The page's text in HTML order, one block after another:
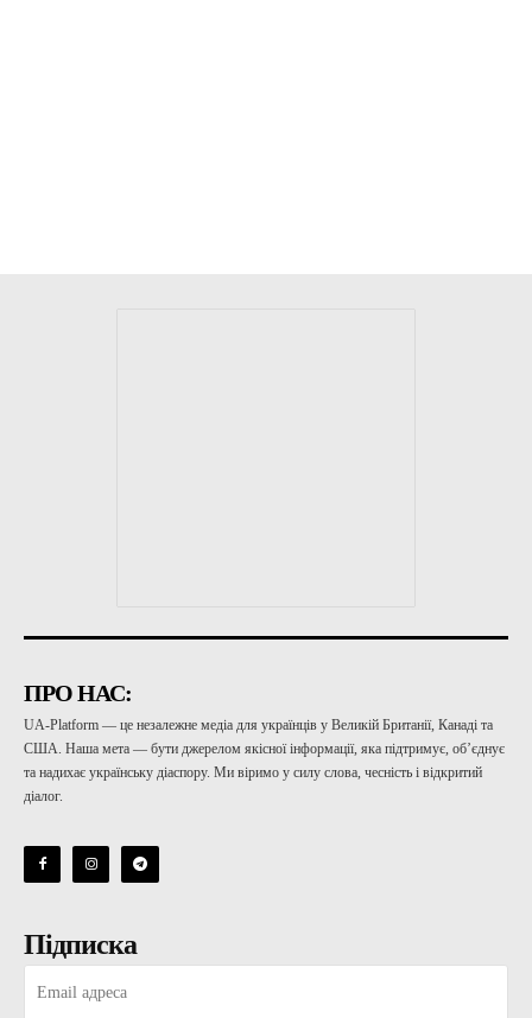
ПРО НАС:
UA-Platform — це незалежне медіа для українців у Великій Британії, Канаді та
США. Наша мета — бути джерелом якісної інформації, яка підтримує, об’єднує
та надихає українську діаспору. Ми віримо у силу слова, чесність і відкритий
діалог.
Підписка